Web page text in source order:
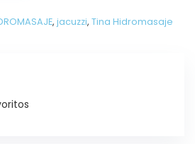
, jacuzzi, Tina Hidromasaje